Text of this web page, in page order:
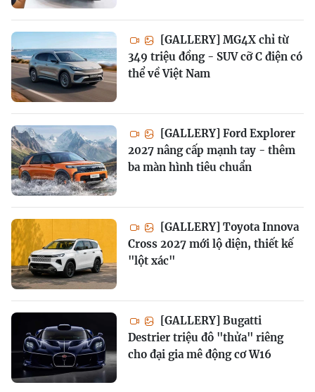
[GALLERY] MG4X chỉ từ
349 triệu đồng - SUV cỡ C điện có
thể về Việt Nam
[GALLERY] Ford Explorer
2027 nâng cấp mạnh tay - thêm
ba màn hình tiêu chuẩn
[GALLERY] Toyota Innova
Cross 2027 mới lộ diện, thiết kế
"lột xác"
[GALLERY] Bugatti
Destrier triệu đô "thửa" riêng
cho đại gia mê động cơ W16